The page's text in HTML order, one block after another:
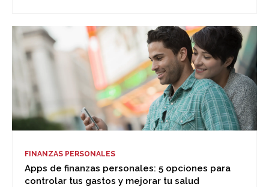
FINANZAS PERSONALES
Apps de finanzas personales: 5 opciones para
controlar tus gastos y mejorar tu salud